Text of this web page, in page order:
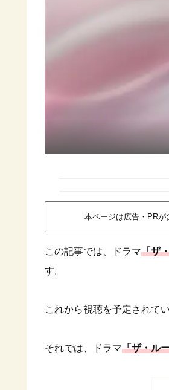
本ページは広告・PRが
この記事では、ドラマ「ザ
す。
これから視聴を予定されて
それでは、ドラマ「ザ・ル